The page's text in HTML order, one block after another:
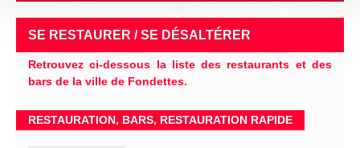
SE RESTAURER / SE DÉSALTÉRER
Retrouvez ci-dessous la liste des restaurants et des
bars de la ville de Fondettes.
RESTAURATION, BARS, RESTAURATION RAPIDE